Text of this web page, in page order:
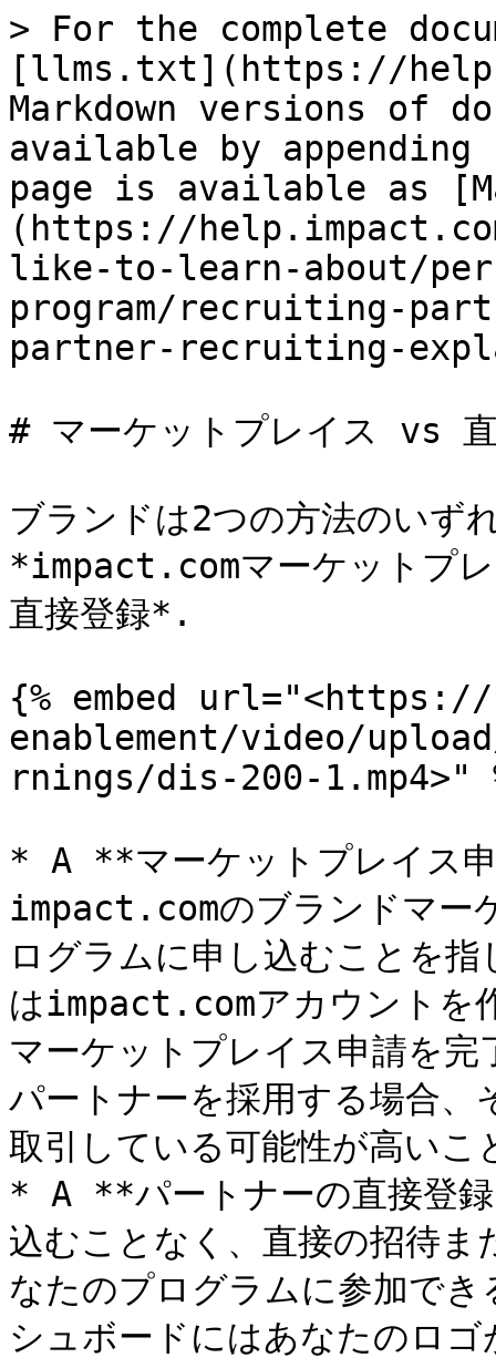
> For the complete
[llms.txt](https://
Markdown versions of
available by
page is available as
(https://
like-to-learn-about/
program/recruiting-
partner-recruiting-
# マーケットプレイス vs 直
ブランドは2つの方法のいず
*impact.comマーケットプ
直接登録*.
{% embed
enablement/video/
rnings/dis-200-1.mp4>"
* A **マーケットプレイス
impact.comのブランドマー
ログラムに申し込むことを
はimpact.comアカウントを
マーケットプレイス申請を
パートナーを採用する場合
取引している可能性が高いこ
* A **パートナーの直接登
込むことなく、直接の招待
なたのプログラムに参加で
シュボードにはあなたのロ